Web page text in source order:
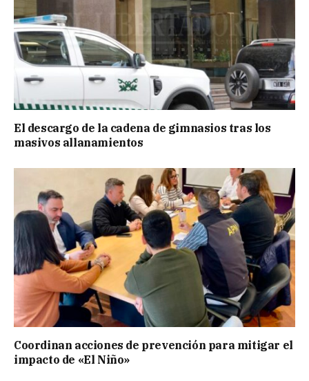
El descargo de la cadena de gimnasios tras los
masivos allanamientos
Coordinan acciones de prevención para mitigar el
impacto de «El Niño»